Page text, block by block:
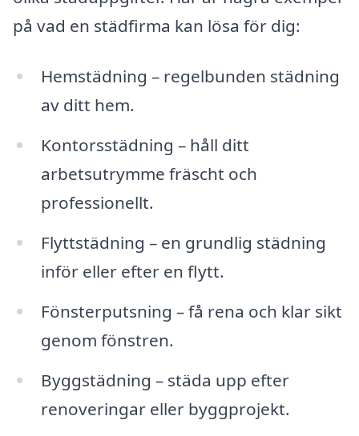
på vad en städfirma kan lösa för dig:
Hemstädning – regelbunden städning
av ditt hem.
Kontorsstädning – håll ditt
arbetsutrymme fräscht och
professionellt.
Flyttstädning – en grundlig städning
inför eller efter en flytt.
Fönsterputsning – få rena och klar sikt
genom fönstren.
Byggstädning – städa upp efter
renoveringar eller byggprojekt.